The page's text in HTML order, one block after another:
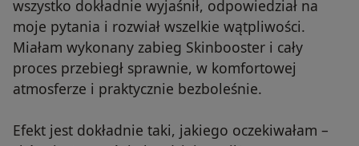
wszystko dokładnie wyjaśnił, odpowiedział na
moje pytania i rozwiał wszelkie wątpliwości.
Miałam wykonany zabieg Skinbooster i cały
proces przebiegł sprawnie, w komfortowej
atmosferze i praktycznie bezboleśnie.
Efekt jest dokładnie taki, jakiego oczekiwałam –